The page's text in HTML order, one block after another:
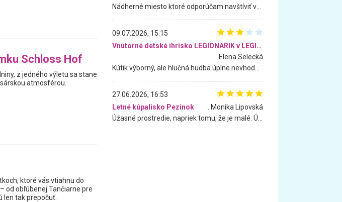
Schloss Hof
z jedného výletu sa stane
atmosférou.
ktoré vás vtiahnu do
od obľúbenej Tančiarne pre
len tak prepočuť.
09.07.2026, 15:15
Vnútorné detské ihrisko LEGIONARIK v LEGIA Fitness
Elena Selecká
27.06.2026, 16:53
Letné kúpalisko Pezinok
. Monika Lipovská